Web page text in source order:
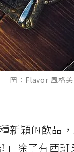
圖：Flavor 風格美
新穎的飲品
」除了有西班